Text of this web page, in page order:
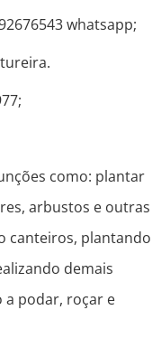
whatsapp;
como: plantar
arbustos e outras
canteiros, plantando
demais
a podar, roçar e